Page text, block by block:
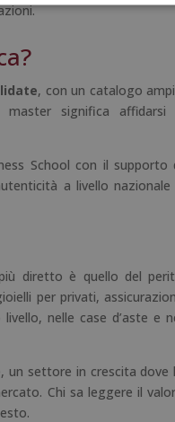
, con un catalogo
master significa affidarsi
School con il supporto
a livello nazionale
diretto è quello del
per privati,
nelle case d’aste e
un settore in crescita dove
Chi sa leggere il